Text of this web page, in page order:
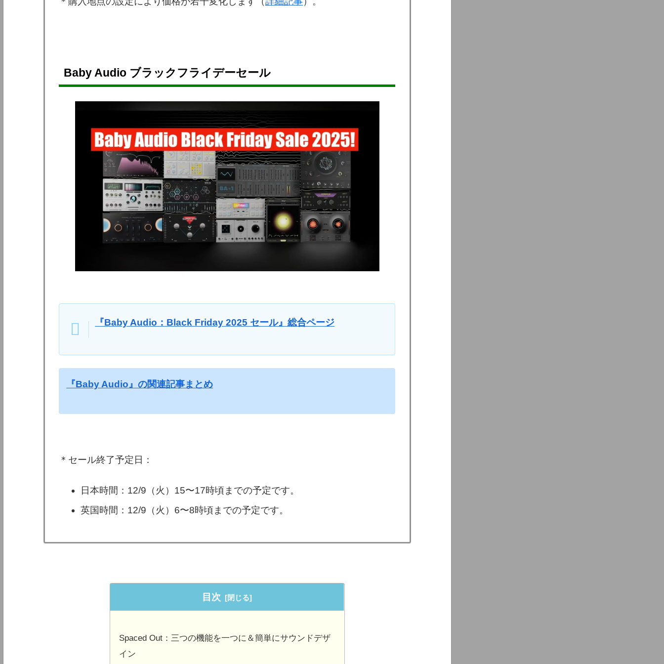
Baby Audio ブラックフライデーセール
『Baby Audio：Black Friday 2025 セール』総合ページ
『Baby Audio』の関連記事まとめ
＊セール終了予定日：
日本時間：12/9（火）15〜17時頃までの予定です。
英国時間：12/9（火）6〜8時頃までの予定です。
目次
Spaced Out：三つの機能を一つに＆簡単にサウンドデザ
イン